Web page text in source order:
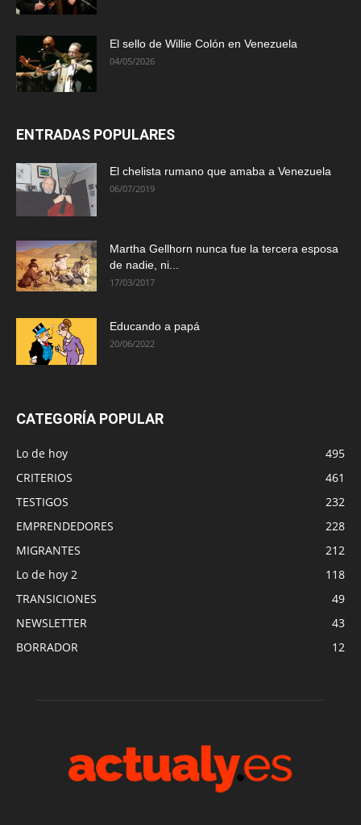
El sello de Willie Colón en Venezuela
04/05/2026
ENTRADAS POPULARES
El chelista rumano que amaba a Venezuela
06/07/2019
Martha Gellhorn nunca fue la tercera esposa
de nadie, ni...
17/03/2017
Educando a papá
20/06/2022
CATEGORÍA POPULAR
Lo de hoy
495
CRITERIOS
461
TESTIGOS
232
EMPRENDEDORES
228
MIGRANTES
212
Lo de hoy 2
118
TRANSICIONES
49
NEWSLETTER
43
BORRADOR
12